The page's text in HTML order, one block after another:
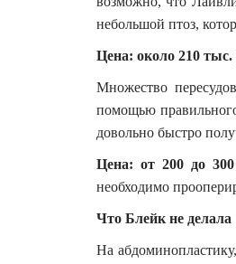
небольшой птоз,
Цена: около 210 тыс.
Множество
помощью
довольно быстро
Цена: от 200 до
необходимо
Что Блейк не делала
На